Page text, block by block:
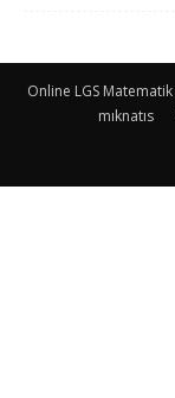
Online LGS Matematik
mıknatıs